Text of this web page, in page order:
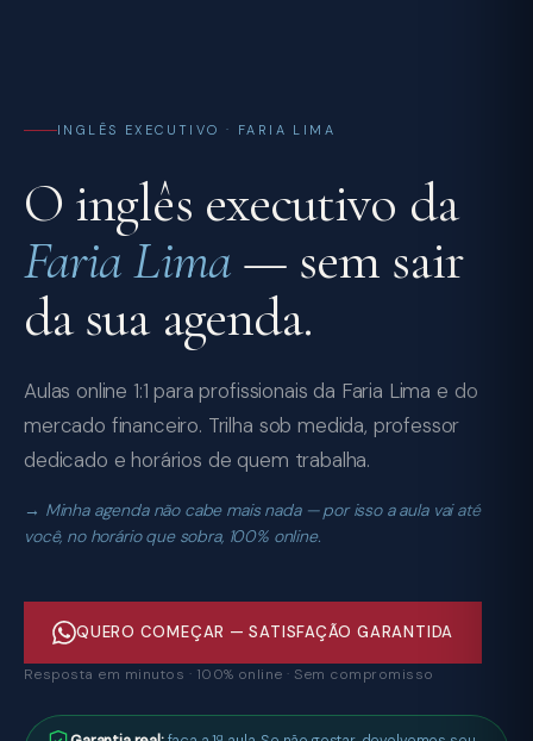
INGLÊS EXECUTIVO · FARIA LIMA
O inglês executivo da
Faria Lima— sem sair
da sua agenda.
Aulas online 1:1 para profissionais da Faria Lima e do
mercado financeiro. Trilha sob medida, professor
dedicado e horários de quem trabalha.
Minha agenda não cabe mais nada — por isso a aula vai até
você, no horário que sobra, 100% online.
QUERO COMEÇAR — SATISFAÇÃO GARANTIDA
Resposta em minutos · 100% online · Sem compromisso